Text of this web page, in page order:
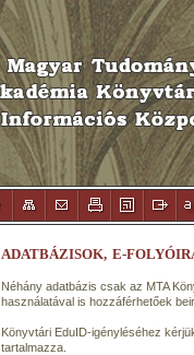
ADATBÁZISOK, E-
Néhány adatbázis csak az MTA
használatával is hozzáférhetőek
Könyvtári EduID-igényléséhez
tartalmazza.